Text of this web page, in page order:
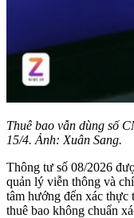
Thuê bao vẫn dùng số
15/4. Ảnh: Xuân Sang.
Thông tư số 08/2026
quản lý viễn thông và
tâm hướng đến xác
thuê bao không chuẩn